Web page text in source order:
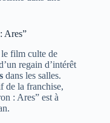
Ares”
le film culte de
regain d’intérêt
dans les salles.
de la franchise,
: Ares” est à